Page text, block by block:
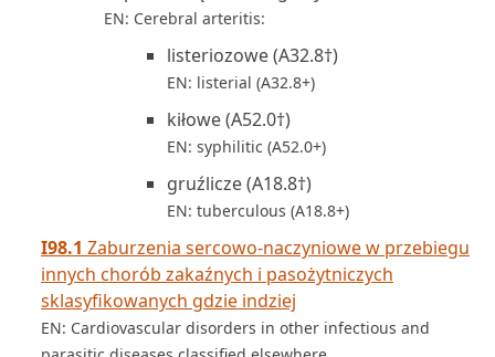
EN: Cerebral arteritis:
listeriozowe (A32.8†)
EN: listerial (A32.8+)
kiłowe (A52.0†)
EN: syphilitic (A52.0+)
gruźlicze (A18.8†)
EN: tuberculous (A18.8+)
I98.1 Zaburzenia sercowo-naczyniowe w przebiegu
innych chorób zakaźnych i pasożytniczych
sklasyfikowanych gdzie indziej
EN: Cardiovascular disorders in other infectious and